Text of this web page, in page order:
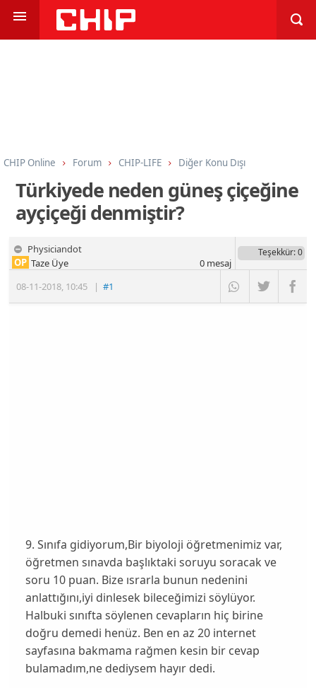
CHIP Online Forum CHIP-LIFE Diğer Konu Dışı
Türkiyede neden güneş çiçeğine
ayçiçeği denmiştir?
Physiciandot
08-11-2018, 10:45 |#1
OP Taze Üye
Teşekkür: 0
0mesaj
9. Sınıfa gidiyorum,Bir biyoloji öğretmenimiz var,
öğretmen sınavda başlıktaki soruyu soracak ve
soru 10 puan. Bize ısrarla bunun nedenini
anlattığını,iyi dinlesek bileceğimizi söylüyor.
Halbuki sınıfta söylenen cevapların hiç birine
doğru demedi henüz. Ben en az 20 internet
sayfasına bakmama rağmen kesin bir cevap
bulamadım,ne dediysem hayır dedi.